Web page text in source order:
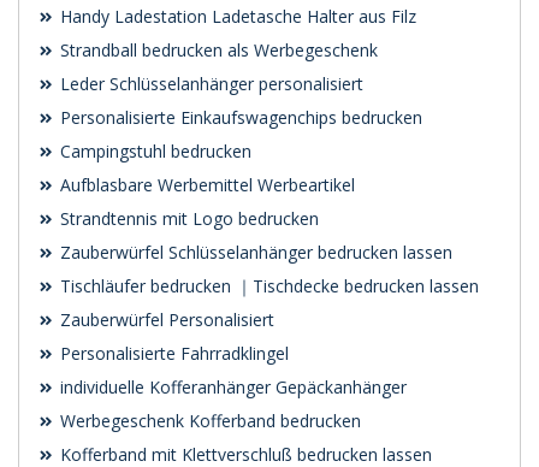
Handy Ladestation Ladetasche Halter aus Filz
Strandball bedrucken als Werbegeschenk
Leder Schlüsselanhänger personalisiert
Personalisierte Einkaufswagenchips bedrucken
Campingstuhl bedrucken
Aufblasbare Werbemittel Werbeartikel
Strandtennis mit Logo bedrucken
Zauberwürfel Schlüsselanhänger bedrucken lassen
Tischläufer bedrucken ｜Tischdecke bedrucken lassen
Zauberwürfel Personalisiert
Personalisierte Fahrradklingel
individuelle Kofferanhänger Gepäckanhänger
Werbegeschenk Kofferband bedrucken
Kofferband mit Klettverschluß bedrucken lassen